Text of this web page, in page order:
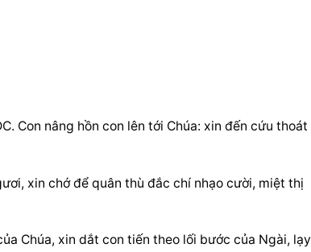
Con nâng hồn con lên tới Chúa: xin đến cứu thoát
xin chớ để quân thù đắc chí nhạo cười, miệt thị
Chúa, xin dắt con tiến theo lối bước của Ngài, lạy